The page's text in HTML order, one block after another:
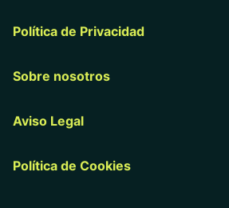
Política de Privacidad
Sobre nosotros
Aviso Legal
Política de Cookies